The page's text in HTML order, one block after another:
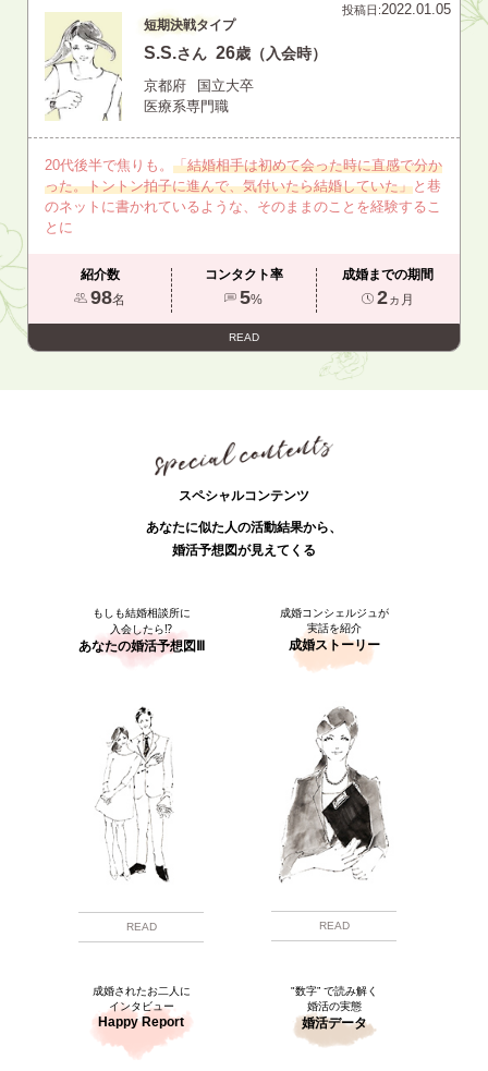
投稿日:2022.01.05
短期決戦タイプ
S.S.さん 26歳（入会時）
京都府
国立大卒
医療系専門職
20代後半で焦りも。 「結婚相手は初めて会った時に直感で分か
った。トントン拍子に進んで、気付いたら結婚していた」と巷
のネットに書かれているような、そのままのことを経験するこ
とに
紹介数
98名
コンタクト率
5%
成婚までの期間
2ヵ月
READ
スペシャルコンテンツ
あなたに似た人の活動結果から、
婚活予想図が見えてくる
もしも結婚相談所に
入会したら⁉
あなたの婚活予想図Ⅲ
READ
成婚コンシェルジュが
実話を紹介
成婚ストーリー
READ
成婚されたお二人に
インタビュー
Happy Report
"数字” で読み解く
婚活の実態
婚活データ